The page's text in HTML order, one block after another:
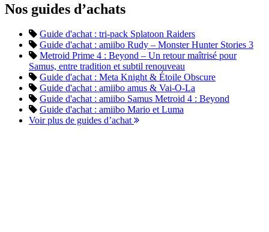
Nos guides d’achats
Guide d'achat : tri-pack Splatoon Raiders
Guide d'achat : amiibo Rudy – Monster Hunter Stories 3
Metroid Prime 4 : Beyond – Un retour maîtrisé pour
Samus, entre tradition et subtil renouveau
Guide d'achat : Meta Knight & Étoile Obscure
Guide d'achat : amiibo amus & Vai-O-La
Guide d'achat : amiibo Samus Metroid 4 : Beyond
Guide d'achat : amiibo Mario et Luma
Voir plus de guides d’achat